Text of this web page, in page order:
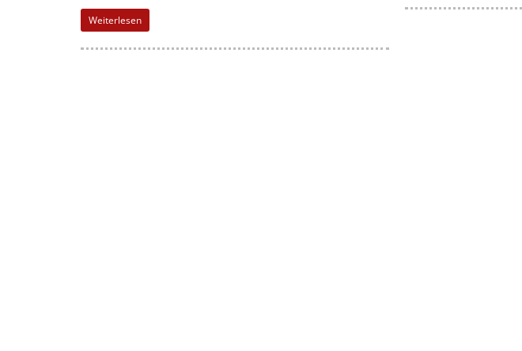
i
Weiterlesen